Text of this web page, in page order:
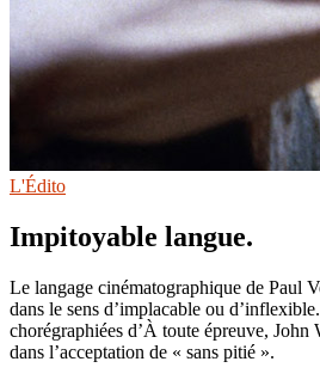
L'Édito
Impitoyable langue.
Le langage cinématographique de Paul
dans le sens d’implacable ou
chorégraphiées d’À toute épreuve, John
dans l’acceptation de « sans pitié ».